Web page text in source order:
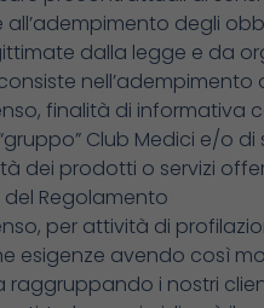
all’adempimento degli
dalla legge e da
nell’adempimento
finalità di informativa
Club Medici e/o
dei prodotti o servizi
del Regolamento
per attività di
esigenze avendo così
i nostri